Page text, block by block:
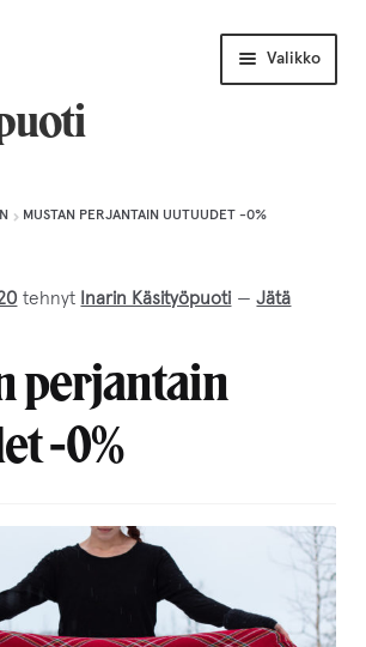
Valikko
MUSTAN PERJANTAIN UUTUUDET -0%
tehnyt Inarin Käsityöpuoti —Jätä
perjantain
-0%